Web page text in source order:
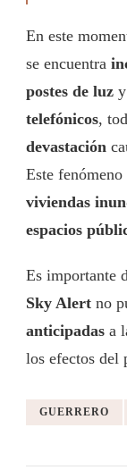
En este
se encuentra
postes de luz
telefónicos,
devastación
Este
viviendas
espacios
Es importante
Sky Alert no
anticipadas a
los efectos del
GUERRERO